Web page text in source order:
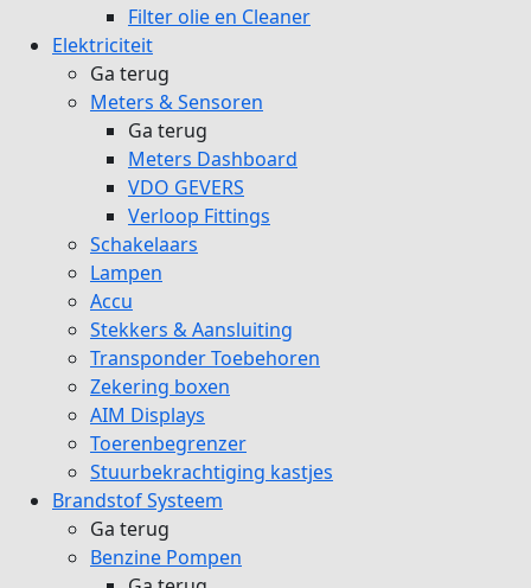
Filter olie en Cleaner
Elektriciteit
Ga terug
Meters & Sensoren
Ga terug
Meters Dashboard
VDO GEVERS
Verloop Fittings
Schakelaars
Lampen
Accu
Stekkers & Aansluiting
Transponder Toebehoren
Zekering boxen
AIM Displays
Toerenbegrenzer
Stuurbekrachtiging kastjes
Brandstof Systeem
Ga terug
Benzine Pompen